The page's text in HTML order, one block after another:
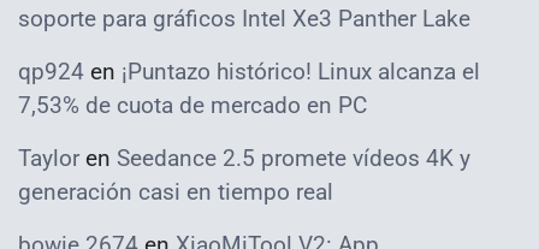
soporte para gráficos Intel Xe3 Panther Lake
qp924 en ¡Puntazo histórico! Linux alcanza el
7,53% de cuota de mercado en PC
Taylor en Seedance 2.5 promete vídeos 4K y
generación casi en tiempo real